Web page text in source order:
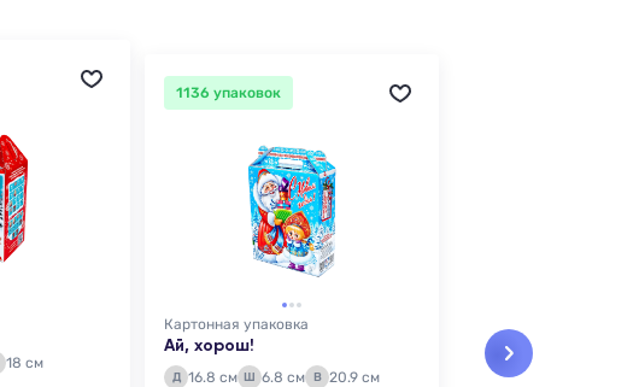
18 см
1136 упаковок
Картонная упаковка
Ай, хорош!
Д 16.8 см Ш 6.8 см В 20.9 см